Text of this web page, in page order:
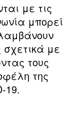
με τις
μπορεί
με
τους
της
19.